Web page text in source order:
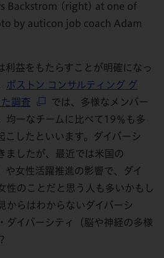
Backstrom (right) at one of
by auticon job coach Adam
利益をもたらすことが明確になっ
ボストン コンサルティング グ
調査
では、多様なメンバー
均一なチームに比べて19％も多
こしたといいます。ダイバーシ
ましたが、最近では米国の
女性活躍推進の影響で、ダイ
性のことだと思う人も多いかもし
からはわからないダイバーシ
ダイバーシティ（脳や神経の多様